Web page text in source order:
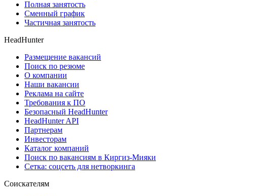
Полная занятость
Сменный график
Частичная занятость
HeadHunter
Размещение вакансий
Поиск по резюме
О компании
Наши вакансии
Реклама на сайте
Требования к ПО
Безопасный HeadHunter
HeadHunter API
Партнерам
Инвесторам
Каталог компаний
Поиск по вакансиям в Киргиз-Мияки
Сетка: соцсеть для нетворкинга
Соискателям